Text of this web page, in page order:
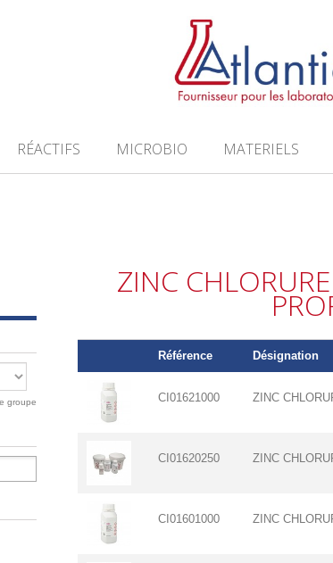
RÉACTIFS MICROBIO MATERIELS
groupe
ZINC
Référence Désignation
CI01621000 ZINC
CI01620250 ZINC
CI01601000 ZINC